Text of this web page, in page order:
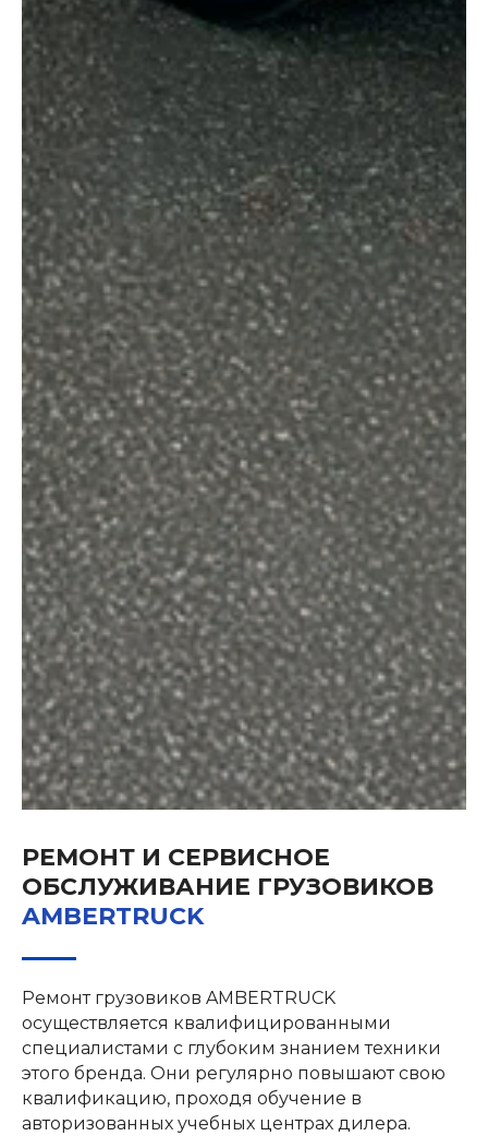
РЕМОНТ И СЕРВИСНОЕ
ОБСЛУЖИВАНИЕ ГРУЗОВИКОВ
AMBERTRUCK
Ремонт грузовиков AMBERTRUCK
осуществляется квалифицированными
специалистами с глубоким знанием техники
этого бренда. Они регулярно повышают свою
квалификацию, проходя обучение в
авторизованных учебных центрах дилера.